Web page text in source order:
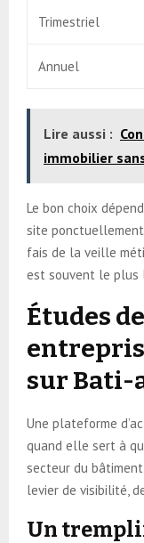
Trimestriel
Annuel
Lire aussi :
immobilier
Le bon choix
site
fais de la veille
est souvent le plus
Études
sur Bati-
Une plateforme
quand elle sert à
secteur du
levier de visibilité,
Un